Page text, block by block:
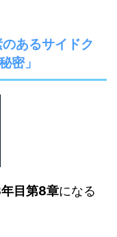
あるサイドク
密」
目第8章になる